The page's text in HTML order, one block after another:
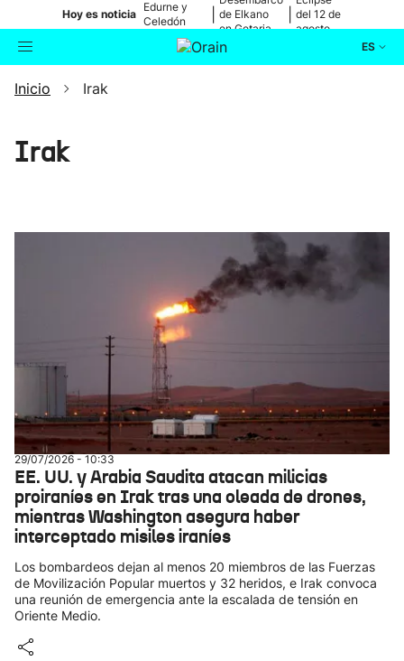
Hoy es noticia
Edurne y
Celedón
de Elkano
en Getaria
del 12 de
agosto
ES
Buscador
Eguraldia
Inicio Irak
Irak
29/07/2026 - 10:33
EE. UU. y Arabia Saudita atacan milicias
proiraníes en Irak tras una oleada de drones,
mientras Washington asegura haber
interceptado misiles iraníes
Los bombardeos dejan al menos 20 miembros de las Fuerzas
de Movilización Popular muertos y 32 heridos, e Irak convoca
una reunión de emergencia ante la escalada de tensión en
Oriente Medio.